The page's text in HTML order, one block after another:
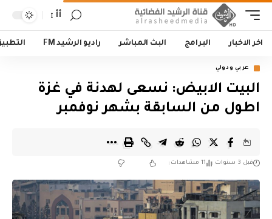
أأ
اخر الاخبار البرامج البث المباشر راديو الرشيد FM
عربي ودولي
البيت الابيض: نسعى لهدنة في غزة
اطول من السابقة بشهر نوفمبر
قبل 3 سنوات 11 مشاهدات